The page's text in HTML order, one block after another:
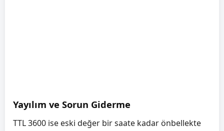
Yayılım ve Sorun Giderme
TTL 3600 ise eski değer bir saate kadar önbellekte